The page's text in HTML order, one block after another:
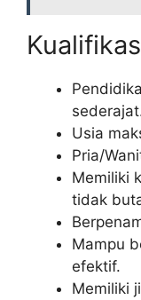
Usia
Pria/
Memiliki
tidak
Mampu
efektif.
Memiliki